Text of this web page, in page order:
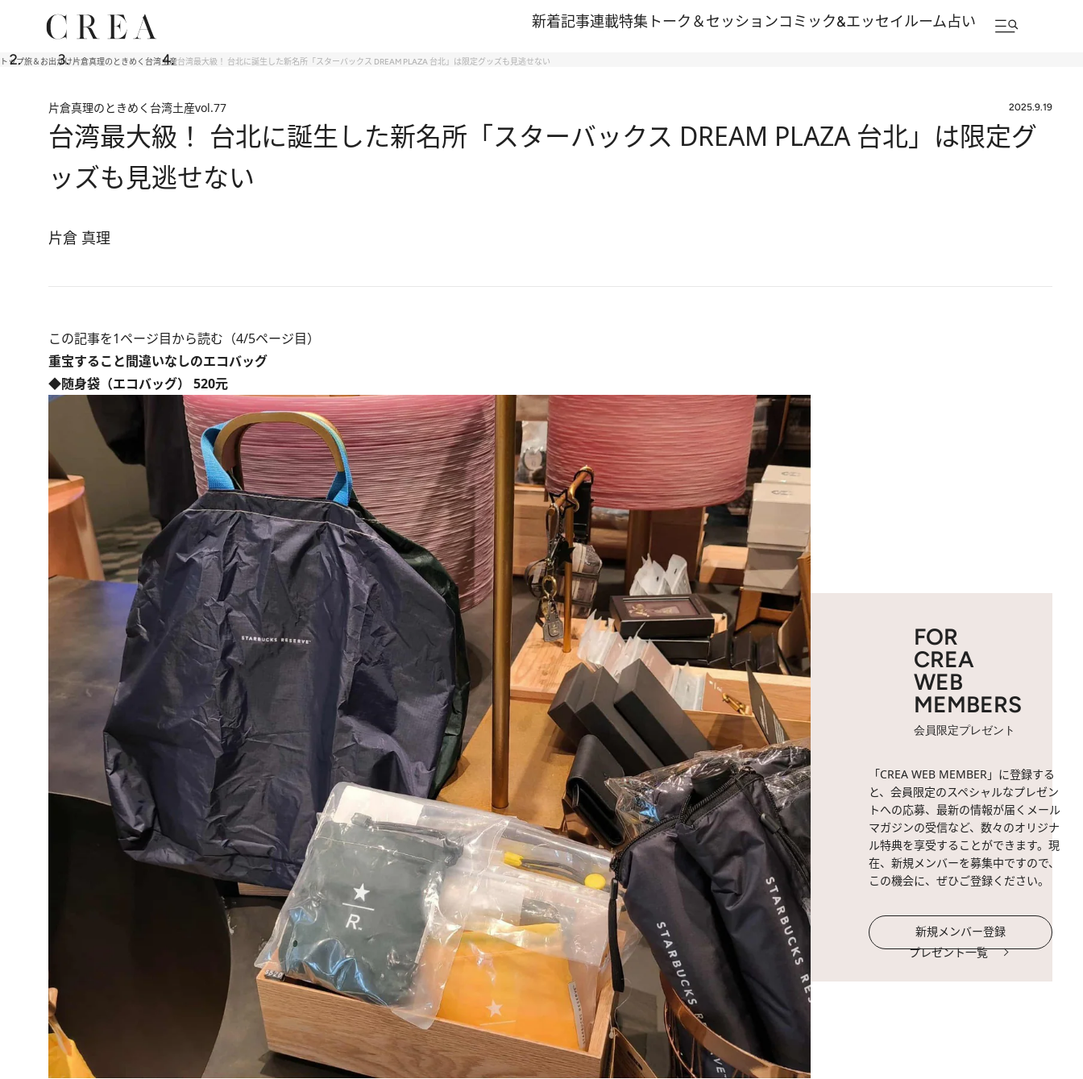
新着記事連載特集 トーク＆セッションコミック&エッセイルーム占い
トップ旅＆お出かけ片倉真理のときめく台湾土産台湾最大級！ 台北に誕生した新名所「スターバックス DREAM PLAZA 台北」は限定グッズも見逃せない
片倉真理のときめく台湾土産vol.77 2025.9.19
台湾最大級！ 台北に誕生した新名所「スターバックス DREAM PLAZA 台北」は限定グ
ッズも見逃せない
片倉 真理
この記事を1ページ目から読む（4/5ページ目）
重宝すること間違いなしのエコバッグ
◆随身袋（エコバッグ） 520元
FOR
CREA
WEB
MEMBERS
会員限定プレゼント
「CREA WEB MEMBER」に登録する
と、会員限定のスペシャルなプレゼン
トへの応募、最新の情報が届くメール
マガジンの受信など、数々のオリジナ
ル特典を享受することができます。現
在、新規メンバーを募集中ですので、
この機会に、ぜひご登録ください。
新規メンバー登録
プレゼント一覧